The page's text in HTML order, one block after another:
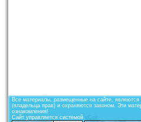
Все материалы, размещенные на сайте, являются
(владельца прав) и охраняются законом. Эти
ознакомления!
Сайт управляется системой